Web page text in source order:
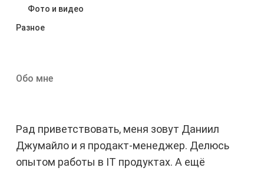
Фото и видео
Разное
Обо мне
Рад приветствовать, меня зовут Даниил
Джумайло и я продакт-менеджер. Делюсь
опытом работы в IT продуктах. А ещё